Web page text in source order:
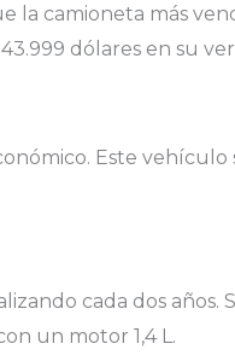
la camioneta más
dólares en su
Este vehículo
cada dos años.
un motor 1,4 L.